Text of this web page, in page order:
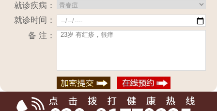
就诊疾病：
就诊时间：
备 注：